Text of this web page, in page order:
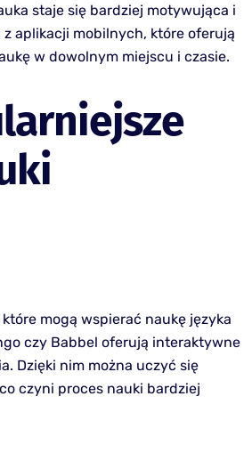
staje się bardziej motywująca i
aplikacji mobilnych, które oferują
w dowolnym miejscu i czasie.
mogą wspierać naukę języka
czy Babbel oferują interaktywne
Dzięki nim można uczyć się
czyni proces nauki bardziej